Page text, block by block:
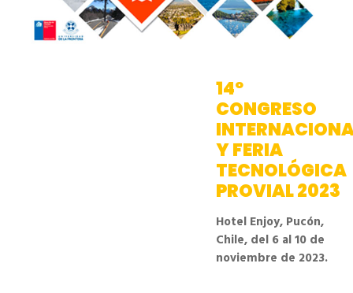
14º
CONGRESO
Y FERIA
TECNOLÓGICA
PROVIAL 2023
Hotel Enjoy, Pucón,
Chile, del 6 al 10 de
noviembre de 2023.